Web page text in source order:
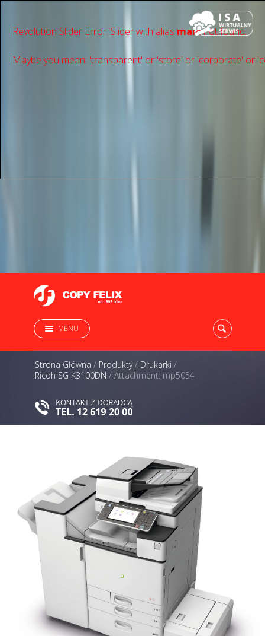
Revolution Slider Error: Slider with alias mainnot found.
Maybe you mean: 'transparent' or 'store' or 'сorporate' or
MENU
Strona Główna / Produkty/ Drukarki /
Ricoh SG K3100DN / Attachment: mp5054